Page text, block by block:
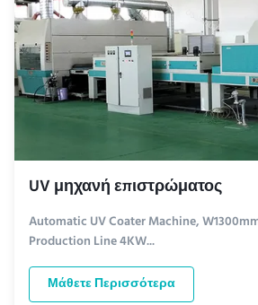
UV μηχανή επιστρώματος
Automatic UV Coater Machine,
Production Line 4KW...
Μάθετε Περισσότερα